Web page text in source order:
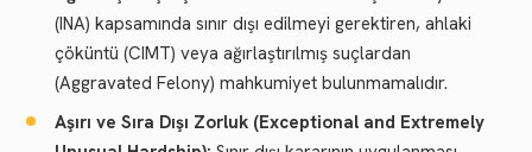
(INA) kapsamında sınır dışı edilmeyi gerektiren, ahlaki
çöküntü (CIMT) veya ağırlaştırılmış suçlardan
(Aggravated Felony) mahkumiyet bulunmamalıdır.
Aşırı ve Sıra Dışı Zorluk (Exceptional and Extremely